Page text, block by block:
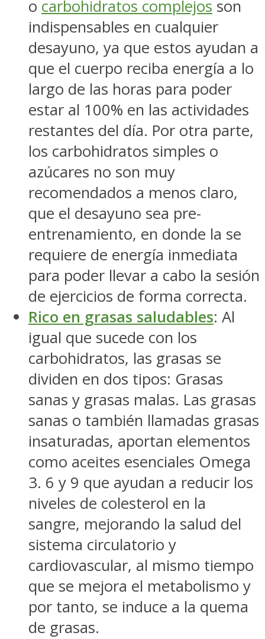
o carbohidratos complejos son
indispensables en cualquier
desayuno, ya que estos ayudan a
que el cuerpo reciba energía a lo
largo de las horas para poder
estar al 100% en las actividades
restantes del día. Por otra parte,
los carbohidratos simples o
azúcares no son muy
recomendados a menos claro,
que el desayuno sea pre-
entrenamiento, en donde la se
requiere de energía inmediata
para poder llevar a cabo la sesión
de ejercicios de forma correcta.
Rico en grasas saludables: Al
igual que sucede con los
carbohidratos, las grasas se
dividen en dos tipos: Grasas
sanas y grasas malas. Las grasas
sanas o también llamadas grasas
insaturadas, aportan elementos
como aceites esenciales Omega
3. 6 y 9 que ayudan a reducir los
niveles de colesterol en la
sangre, mejorando la salud del
sistema circulatorio y
cardiovascular, al mismo tiempo
que se mejora el metabolismo y
por tanto, se induce a la quema
de grasas.